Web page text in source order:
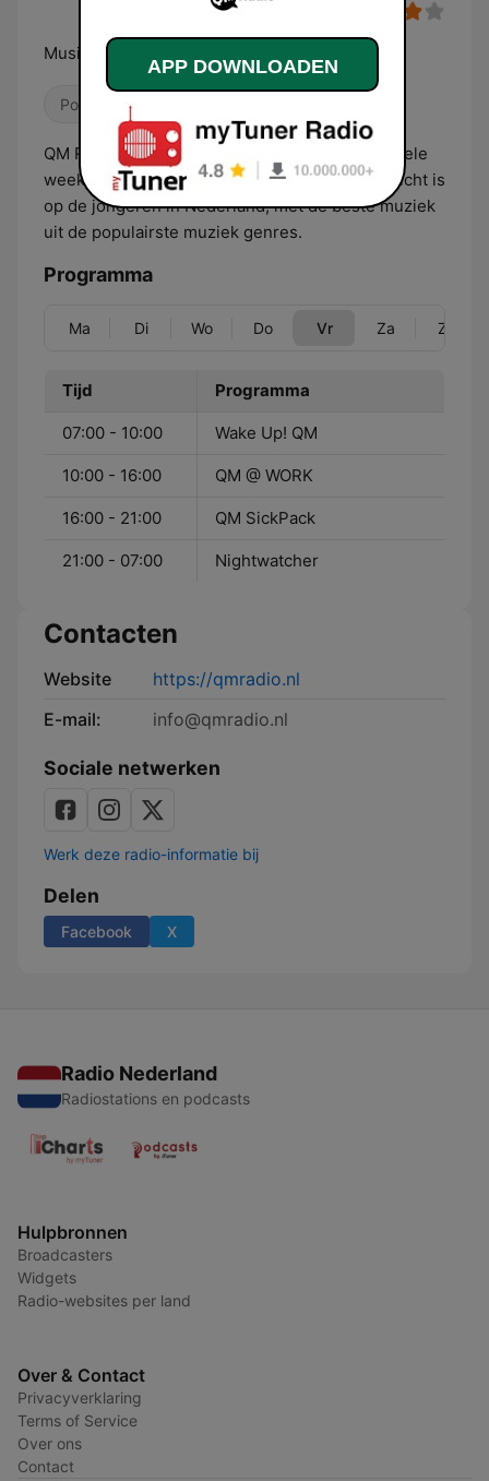
Music Never Stops
Pop / Top 40
QM Radio is een online radiostation dat de gehele
week, 24 uur per dag, muziek uitzendt dat gericht is
op de jongeren in Nederland, met de beste muziek
uit de populairste muziek genres.
Programma
Ma Di Wo Do Vr Za Zo
Tijd Programma
07:00 - 10:00 Wake Up! QM
10:00 - 16:00 QM @ WORK
16:00 - 21:00 QM SickPack
21:00 - 07:00 Nightwatcher
Contacten
Website
https://qmradio.nl
E-mail:
info@qmradio.nl
Sociale netwerken
Werk deze radio-informatie bij
Delen
Facebook X
Radio Nederland
Radiostations en podcasts
Hulpbronnen
Broadcasters
Widgets
Radio-websites per land
Over & Contact
Privacyverklaring
Terms of Service
Over ons
Contact
APP DOWNLOADEN